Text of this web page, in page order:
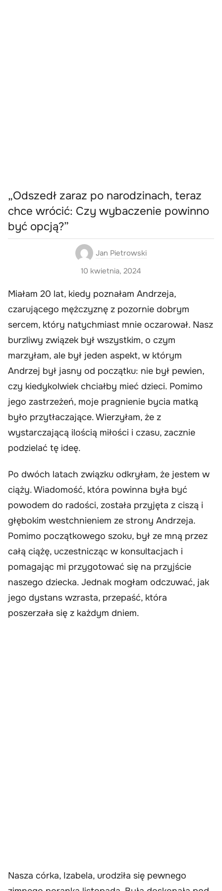
„Odszedł zaraz po narodzinach, teraz
chce wrócić: Czy wybaczenie powinno
być opcją?”
Jan Pietrowski
10 kwietnia, 2024
Miałam 20 lat, kiedy poznałam Andrzeja,
czarującego mężczyznę z pozornie dobrym
sercem, który natychmiast mnie oczarował. Nasz
burzliwy związek był wszystkim, o czym
marzyłam, ale był jeden aspekt, w którym
Andrzej był jasny od początku: nie był pewien,
czy kiedykolwiek chciałby mieć dzieci. Pomimo
jego zastrzeżeń, moje pragnienie bycia matką
było przytłaczające. Wierzyłam, że z
wystarczającą ilością miłości i czasu, zacznie
podzielać tę ideę.
Po dwóch latach związku odkryłam, że jestem w
ciąży. Wiadomość, która powinna była być
powodem do radości, została przyjęta z ciszą i
głębokim westchnieniem ze strony Andrzeja.
Pomimo początkowego szoku, był ze mną przez
całą ciążę, uczestnicząc w konsultacjach i
pomagając mi przygotować się na przyjście
naszego dziecka. Jednak mogłam odczuwać, jak
jego dystans wzrasta, przepaść, która
poszerzała się z każdym dniem.
Nasza córka, Izabela, urodziła się pewnego